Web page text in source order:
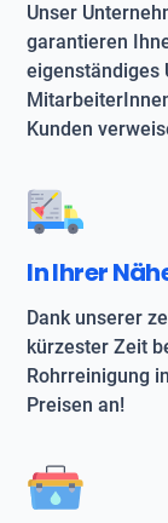
Unser
garantieren
eigenständiges
Kunden
In Ihrer
Dank unserer
kürzester Zeit
Rohrreinigung
Preisen an!